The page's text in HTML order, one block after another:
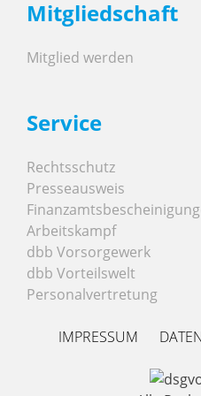
zu sein als die Anliegen der
Erste Vorsitzende der VRFF auf
Absatz 3 den Gewerkschaften die
Arbeitnehmer*innen in welchem
Die Gewerkschaft ver.di
Mitgliedschaft
Mitglied werden
Service
Rechtsschutz
Presseausweis
Arbeitskampf
dbb Vorsorgewerk
dbb Vorteilswelt
Personalvertretung
IMPRESSUM